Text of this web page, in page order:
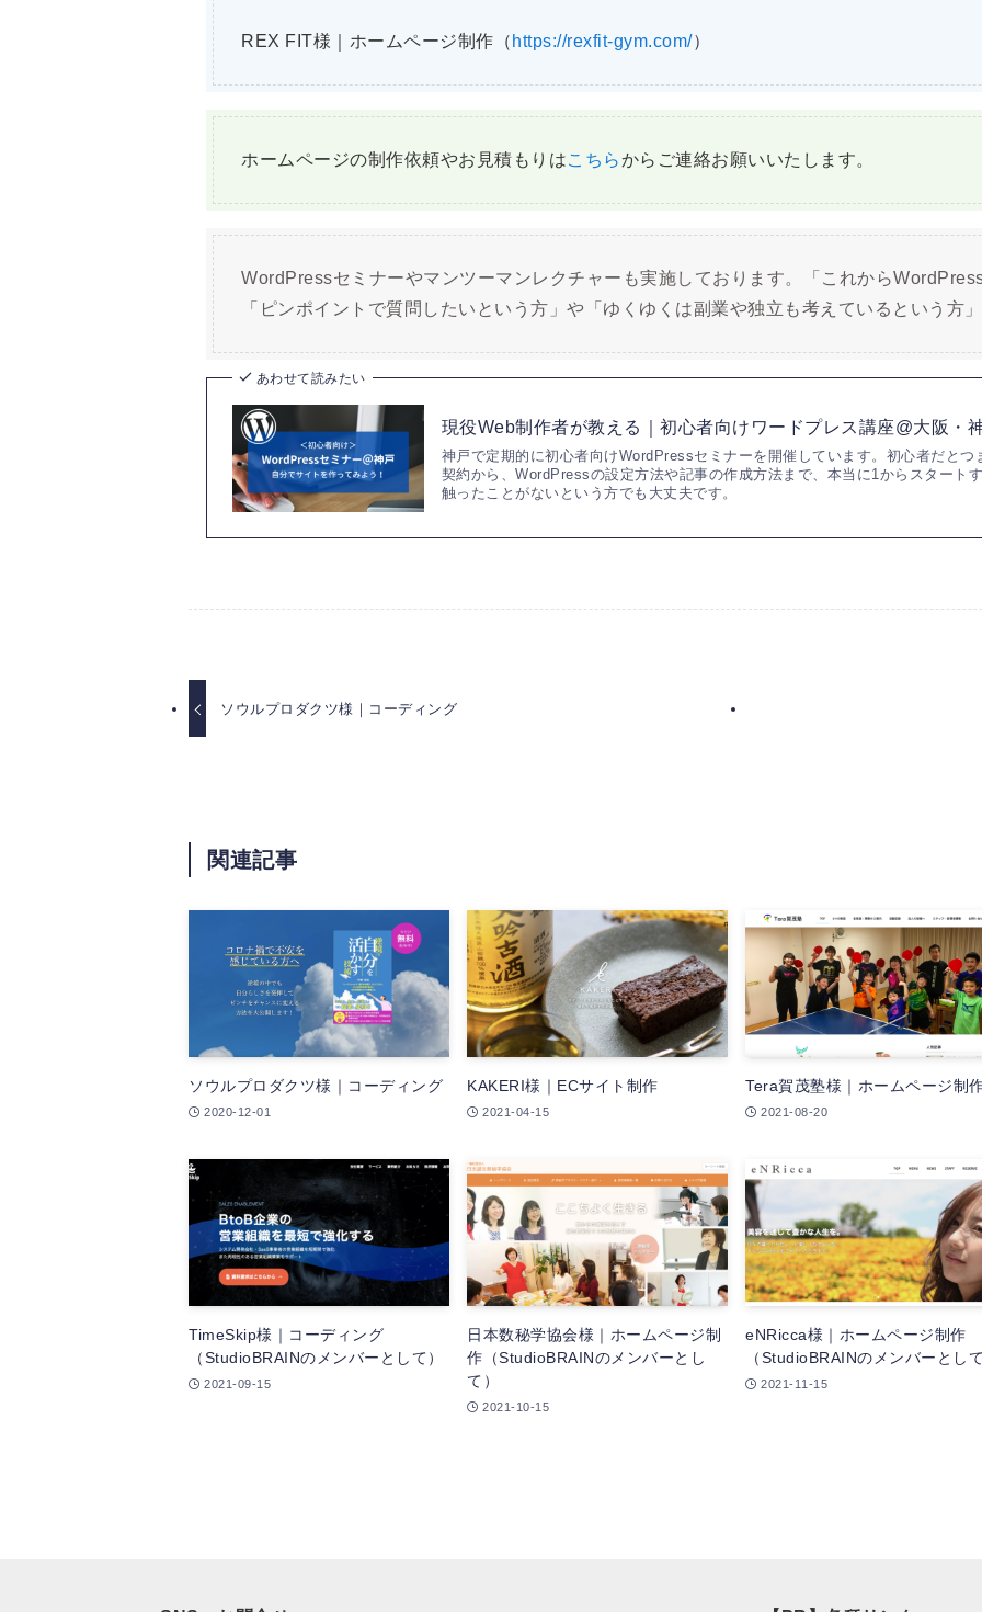
REX FIT様｜ホームページ制作（ https://rexfit-gym.com/）
ホームページの制作依頼やお見積もりはこちらからご連絡お願いいたします。
WordPressセミナーやマンツーマンレクチャーも実施しております。「これから
「ピンポイントで質問したいという方」や「ゆくゆくは副業や独立も考えているという方
あわせて読みたい
現役Web制作者が教える｜初心者向けワードプレス講座@大阪・
神戸で定期的に初心者向けWordPressセミナーを開催しています。初心者だとつ
契約から、WordPressの設定方法や記事の作成方法まで、本当に1からスタート
触ったことがないという方でも大丈夫です。
ソウルプロダクツ様｜コーディング
関連記事
ソウルプロダクツ様｜コーディング
2020-12-01
KAKERI様｜ECサイト制作
2021-04-15
Tera賀茂塾様｜ホームページ制
2021-08-20
TimeSkip様｜コーディング
（StudioBRAINのメンバーとして）
2021-09-15
日本数秘学協会様｜ホームページ制
作（StudioBRAINのメンバーとし
て）
2021-10-15
eNRicca様｜ホームページ制作
（StudioBRAINのメンバーとして
2021-11-15